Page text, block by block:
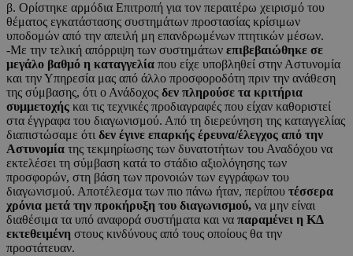
β. Ορίστηκε αρμόδια Επιτροπή για τον περαιτέρω χειρισμό του
θέματος εγκατάστασης συστημάτων προστασίας κρίσιμων
υποδομών από την απειλή μη επανδρωμένων πτητικών μέσων.
-Με την τελική απόρριψη των συστημάτων επιβεβαιώθηκε σε
μεγάλο βαθμό η καταγγελία που είχε υποβληθεί στην Αστυνομία
και την Υπηρεσία μας από άλλο προσφοροδότη πριν την ανάθεση
της σύμβασης, ότι ο Ανάδοχος δεν πληρούσε τα κριτήρια
συμμετοχής και τις τεχνικές προδιαγραφές που είχαν καθοριστεί
στα έγγραφα του διαγωνισμού. Από τη διερεύνηση της καταγγελίας
διαπιστώσαμε ότι δεν έγινε επαρκής έρευνα/έλεγχος από την
Αστυνομία της τεκμηρίωσης των δυνατοτήτων του Αναδόχου να
εκτελέσει τη σύμβαση κατά το στάδιο αξιολόγησης των
προσφορών, στη βάση των προνοιών των εγγράφων του
διαγωνισμού. Αποτέλεσμα των πιο πάνω ήταν, περίπου τέσσερα
χρόνια μετά την προκήρυξη του διαγωνισμού, να μην είναι
διαθέσιμα τα υπό αναφορά συστήματα και να παραμένει η ΚΔ
εκτεθειμένη στους κινδύνους από τους οποίους θα την
προστάτευαν.